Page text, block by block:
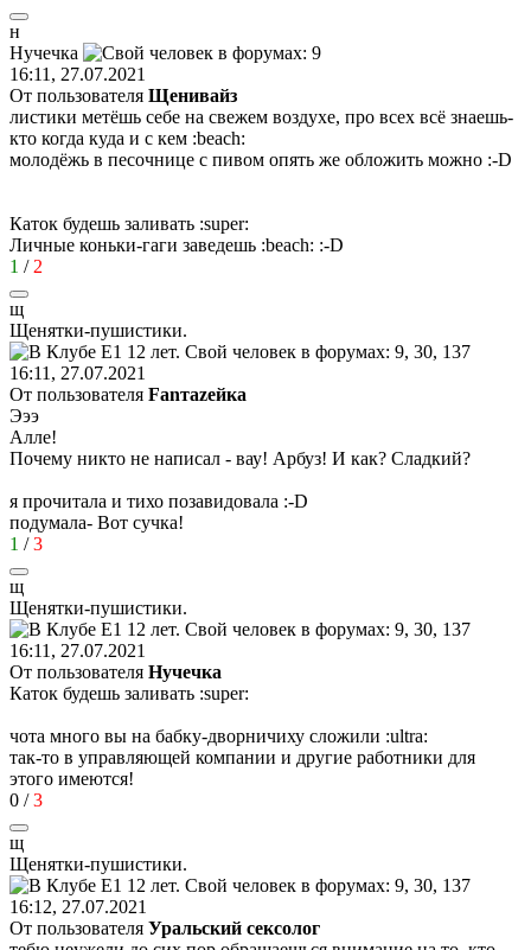
н
Нучечка
16:11, 27.07.2021
От пользователя Щенивайз
листики метёшь себе на свежем воздухе, про всех всё знаешь-
кто когда куда и с кем :beach:
молодёжь в песочнице с пивом опять же обложить можно :-D
Каток будешь заливать :super:
Личные коньки-гаги заведешь :beach: :-D
1 / 2
щ
Щенятки-пушистики.
16:11, 27.07.2021
От пользователя Fanтаzeйкa
Эээ
Алле!
Почему никто не написал - вау! Арбуз! И как? Сладкий?
я прочитала и тихо позавидовала :-D
подумала- Вот сучка!
1 /3
щ
Щенятки-пушистики.
16:11, 27.07.2021
От пользователя Нучечка
Каток будешь заливать :super:
чота много вы на бабку-дворничиху сложили :ultra:
так-то в управляющей компании и другие работники для
этого имеются!
0 /3
щ
Щенятки-пушистики.
16:12, 27.07.2021
От пользователя Уральский сексолог